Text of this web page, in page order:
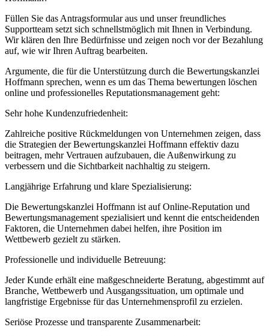
Füllen Sie das Antragsformular aus und unser freundliches
Supportteam setzt sich schnellstmöglich mit Ihnen in Verbindung.
Wir klären den Ihre Bedürfnisse und zeigen noch vor der Bezahlung
auf, wie wir Ihren Auftrag bearbeiten.
Argumente, die für die Unterstützung durch die Bewertungskanzlei
Hoffmann sprechen, wenn es um das Thema bewertungen löschen
online und professionelles Reputationsmanagement geht:
Sehr hohe Kundenzufriedenheit:
Zahlreiche positive Rückmeldungen von Unternehmen zeigen, dass
die Strategien der Bewertungskanzlei Hoffmann effektiv dazu
beitragen, mehr Vertrauen aufzubauen, die Außenwirkung zu
verbessern und die Sichtbarkeit nachhaltig zu steigern.
Langjährige Erfahrung und klare Spezialisierung:
Die Bewertungskanzlei Hoffmann ist auf Online-Reputation und
Bewertungsmanagement spezialisiert und kennt die entscheidenden
Faktoren, die Unternehmen dabei helfen, ihre Position im
Wettbewerb gezielt zu stärken.
Professionelle und individuelle Betreuung:
Jeder Kunde erhält eine maßgeschneiderte Beratung, abgestimmt auf
Branche, Wettbewerb und Ausgangssituation, um optimale und
langfristige Ergebnisse für das Unternehmensprofil zu erzielen.
Seriöse Prozesse und transparente Zusammenarbeit: